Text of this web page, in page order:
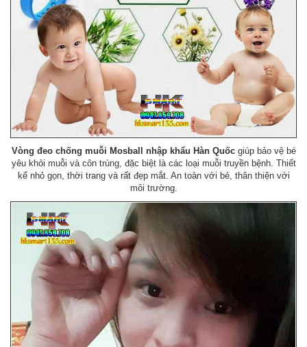
Vòng đeo chống muỗi Mosball nhập khẩu Hàn Quốcgiúp bảo vệ bé
yêu khỏi muỗi và côn trùng, đặc biệt là các loại muỗi truyền bệnh. Thiết
kế nhỏ gọn, thời trang và rất đẹp mắt. An toàn với bé, thân thiện với
môi trường.